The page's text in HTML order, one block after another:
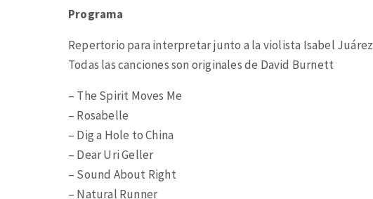
Programa
Repertorio para interpretar junto a la violista Isabel Juárez
Todas las canciones son originales de David Burnett
– The Spirit Moves Me
– Rosabelle
– Dig a Hole to China
– Dear Uri Geller
– Sound About Right
– Natural Runner